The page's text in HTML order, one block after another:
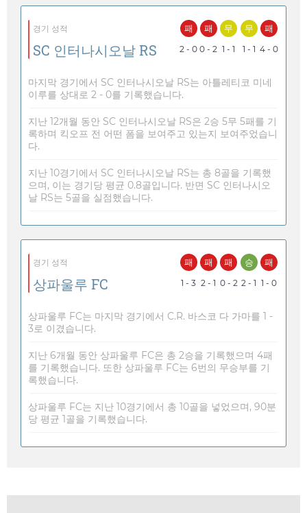
경기 성적
SC 인터나시오날 RS
패
2 - 0
패
0 - 2
무
1 - 1
무
1 - 1
패
4 - 0
마지막 경기에서 SC 인터나시오날 RS는 아틀레티코 미네
이루를 상대로 2 - 0를 기록했습니다.
지난 12개월 동안 SC 인터나시오날 RS은 2승 5무 5패를 기
록하며 킥오프 전 어떤 폼을 보여주고 있는지 보여주었습니
다.
지난 10경기에서 SC 인터나시오날 RS는 총 8골을 기록했
으며, 이는 경기당 평균 0.8골입니다. 반면 SC 인터나시오
날 RS는 5골을 실점했습니다.
경기 성적
상파울루 FC
패
1 - 3
패
2 - 1
패
0 - 2
승
2 - 1
패
1 - 0
상파울루 FC는 마지막 경기에서 C.R. 바스코 다 가마를 1 -
3로 이겼습니다.
지난 6개월 동안 상파울루 FC은 총 2승을 기록했으며 4패
를 기록했습니다. 또한 상파울루 FC는 6번의 무승부를 기
록했습니다.
상파울루 FC는 지난 10경기에서 총 10골을 넣었으며, 90분
당 평균 1골을 기록했습니다.